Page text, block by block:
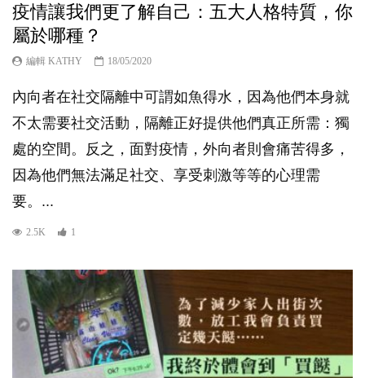
疫情讓我們更了解自己：五大人格特質，你
屬於哪種？
編輯 KATHY 18/05/2020
內向者在社交隔離中可謂如魚得水，因為他們本身就
不太需要社交活動，隔離正好提供他們真正所需：獨
處的空間。反之，面對疫情，外向者則會痛苦得多，
因為他們無法滿足社交、享受刺激等等的心理需
要。...
2.5K 1